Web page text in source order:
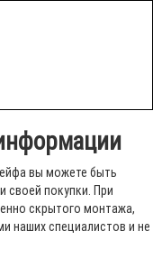
вы можете быть
своей покупки. При
скрытого монтажа,
наших специалистов и не